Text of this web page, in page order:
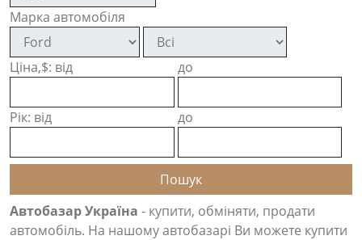
Марка автомобіля
Ціна,$: від до
Рік: від до
Автобазар Україна - купити, обміняти, продати
автомобіль. На нашому автобазарі Ви можете купити